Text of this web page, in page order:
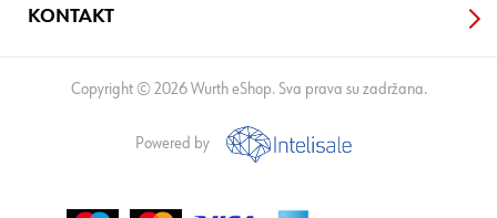
KONTAKT
Copyright © 2026 Wurth eShop. Sva prava su zadržana.
Powered by